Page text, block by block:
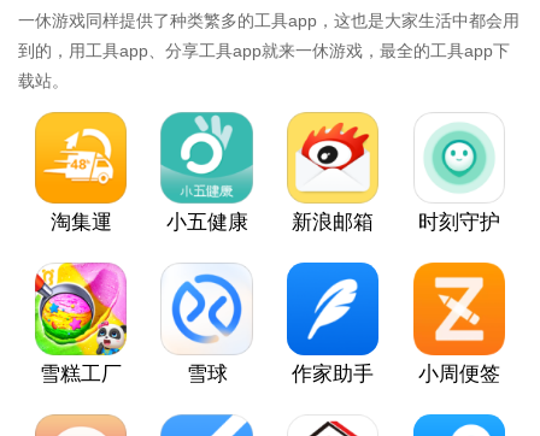
一休游戏同样提供了种类繁多的工具app，这也是大家生活中都会用
到的，用工具app、分享工具app就来一休游戏，最全的工具app下
载站。
淘集運 小五健康 新浪邮箱 时刻守护
雪糕工厂 雪球 作家助手 小周便签